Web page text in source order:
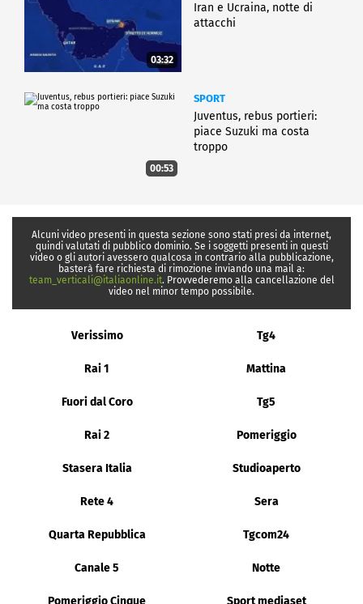
03:32
Iran e Ucraina, notte di
attacchi
00:53
SPORT
Juventus, rebus portieri:
piace Suzuki ma costa
troppo
Alcuni video presenti in questa sezione sono stati presi da internet,
quindi valutati di pubblico dominio. Se i soggetti presenti in questi
video o gli autori avessero qualcosa in contrario alla pubblicazione,
basterà fare richiesta di rimozione inviando una mail a:
team_verticali@italiaonline.it. Provvederemo alla cancellazione del
video nel minor tempo possibile.
Verissimo Tg4
Rai 1 Mattina
Fuori dal Coro Tg5
Rai 2 Pomeriggio
Stasera Italia Studioaperto
Rete 4 Sera
Quarta Repubblica Tgcom24
Canale 5 Notte